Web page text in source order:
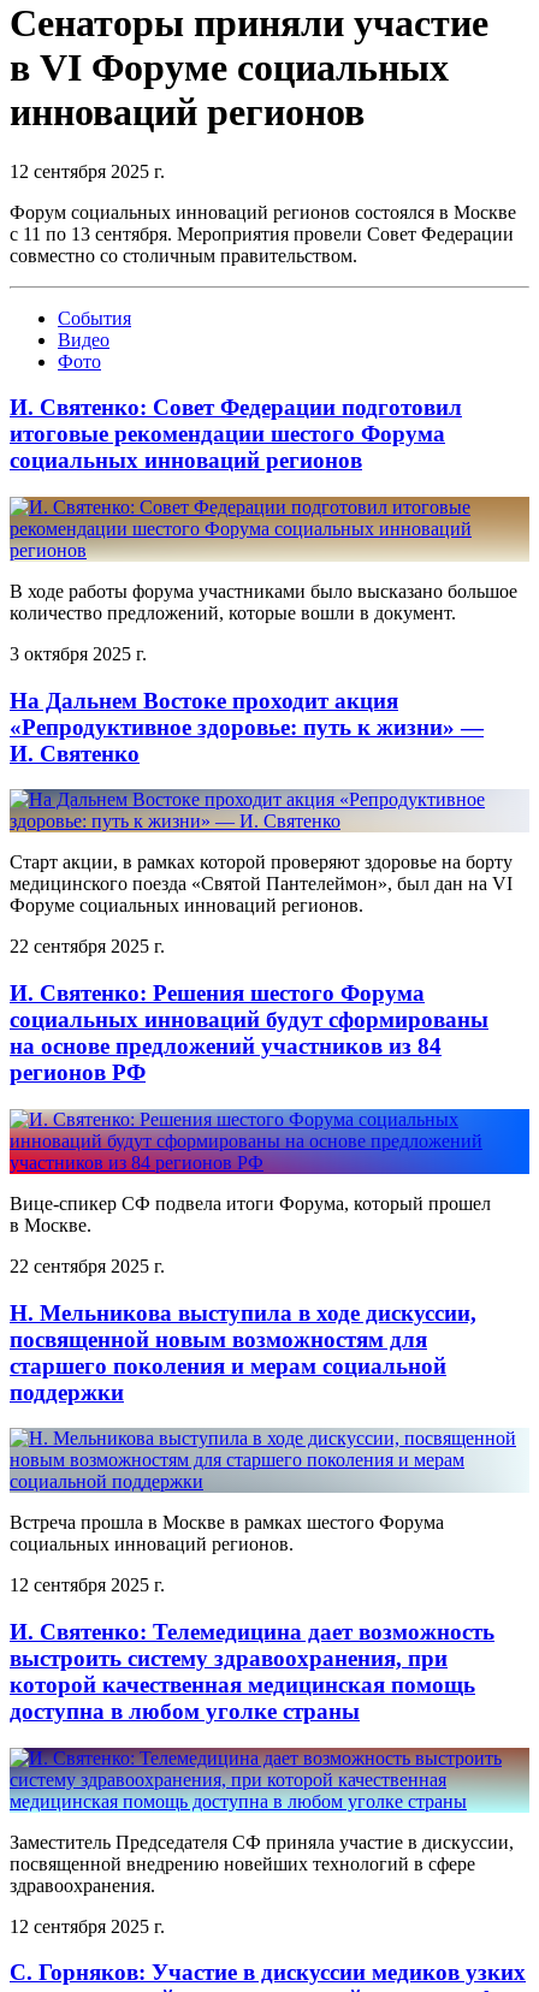
Сенаторы приняли участие
в VI Форуме социальных
инноваций регионов
12 сентября 2025 г.
Форум социальных инноваций регионов состоялся в Москве
с 11 по 13 сентября. Мероприятия провели Совет Федерации
совместно со столичным правительством.
События
Видео
Фото
И. Святенко: Совет Федерации подготовил
итоговые рекомендации шестого Форума
социальных инноваций регионов
В ходе работы форума участниками было высказано большое
количество предложений, которые вошли в документ.
3 октября 2025 г.
На Дальнем Востоке проходит акция
«Репродуктивное здоровье: путь к жизни» —
И. Святенко
Старт акции, в рамках которой проверяют здоровье на борту
медицинского поезда «Святой Пантелеймон», был дан на VI
Форуме социальных инноваций регионов.
22 сентября 2025 г.
И. Святенко: Решения шестого Форума
социальных инноваций будут сформированы
на основе предложений участников из 84
регионов РФ
Вице-спикер СФ подвела итоги Форума, который прошел
в Москве.
22 сентября 2025 г.
Н. Мельникова выступила в ходе дискуссии,
посвященной новым возможностям для
старшего поколения и мерам социальной
поддержки
Встреча прошла в Москве в рамках шестого Форума
социальных инноваций регионов.
12 сентября 2025 г.
И. Святенко: Телемедицина дает возможность
выстроить систему здравоохранения, при
которой качественная медицинская помощь
доступна в любом уголке страны
Заместитель Председателя СФ приняла участие в дискуссии,
посвященной внедрению новейших технологий в сфере
здравоохранения.
12 сентября 2025 г.
С. Горняков: Участие в дискуссии медиков узких